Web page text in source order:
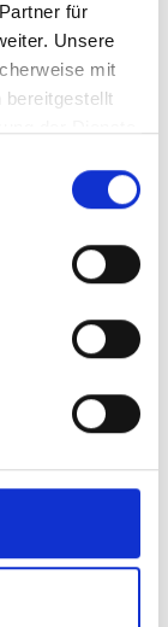
für
Unsere
mit
bereitgestellt
neuesten